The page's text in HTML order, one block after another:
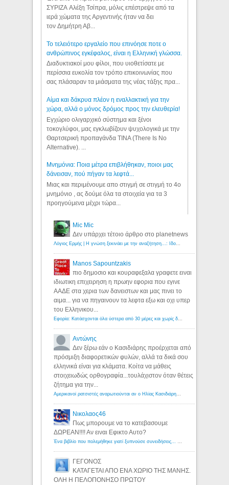
ΣΥΡΙΖΑ Αλέξη Τσίπρα, μόλις επέστρεψε από τα
ιερά χώματα της Αργεντινής ήταν να δει
τον Δημήτρη Αβ...
Το τελειότερο εργαλείο που επινόησε ποτε ο
ανθρώπινος εγκέφαλος, είναι η Ελληνική γλώσσα.
Διαδυκτιακοί μου φίλοι, που υιοθετίσατε με
περίσσια ευκολία τον τρόπο επικοινωνίας που
σας πλάσαραν τα μιάσματα της νέας τάξης πρα...
Αίμα και δάκρυα πλέον η εναλλακτική για την
χώρα, αλλά ο μόνος δρόμος προς την ελευθερία!
Εγχώριο ολιγαρχικό σύστημα και ξένοι
τοκογλύφοι, μας εγκλωβίζουν ψυχολογικά με την
Θαρτσερική προπαγάνδα TINA (There Is No
Alternative). ...
Μνημόνια: Ποια μέτρα επιβλήθηκαν, ποιοι μας
δάνεισαν, πού πήγαν τα λεφτά...
Μιας και περιμένουμε απο στιγμή σε στιγμή το 4ο
μνημόνιο , ας δούμε όλα τα στοιχεία για τα 3
προηγούμενα μέχρι τώρα...
Mic Mic
Δεν υπάρχει τέτοιο άρθρο στο planetnews
Λόγιος Ερμής | Η γνώση ξεκινάει με την αναζήτηση...: Ιδού οι 18 που χρωστούν 11 δις ευρώ!
Manos Sapountzakis
πιο δημοσιο και κουραφεξαλα γραφετε ειναι
ιδιωτικη επιχειρηση η πρωην εφορια που εγινε
ΑΑΔΕ στα χερια των δανειστων και μας πινει το
αιμα... για να πηγαινουν τα λεφτα εξω και οχι υπερ
του Ελληνικου...
Εφορία: Κατάσχονται όλα ύστερα από 30 μέρες και χωρίς δικαστικές αποφάσεις - Λόγιος Ερμής
Αντώνης
Δεν ξέρω εάν ο Κασιδιάρης προέρχεται από
πρόσμιξη διαφορετικών φυλών, αλλά τα δικά σου
ελληνικά είναι για κλάματα. Κοίτα να μάθεις
στοιχειωδώς ορθογραφία...τουλάχιστον όταν θέτεις
ζήτημα για την...
Αμερικανοί ρατσιστές αναρωτιούνται αν ο Ηλίας Κασιδιάρης ανήκει στη λευκή φυλή... - Λόγιος Ερμής
Νικολαος46
Πως μπορουμε να το κατεβασουμε
ΔΩΡΕΑΝ!!!! Αν ειναι Εφικτο Αυτο?
Ένα βιβλίο που πολεμήθηκε γιατί ξυπνούσε συνειδήσεις... - Λόγιος Ερμής | Η γνώση ξεκινάει με την αναζήτηση...
ΓΕΓΟΝΟΣ
ΚΑΤΑΓΕΤΑΙ ΑΠΟ ΕΝΑ ΧΩΡΙΟ ΤΗΣ ΜΑΝΗΣ.
ΟΛΗ Η ΠΕΛΟΠΟΝΗΣΟ ΠΡΩΤΟΥ